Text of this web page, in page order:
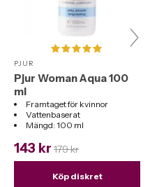
PJUR
Pjur Woman Aqua 100
ml
Framtaget för kvinnor
Vattenbaserat
Mängd: 100 ml
143 kr 179 kr
Köp diskret